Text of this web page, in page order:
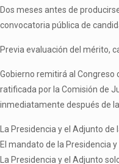
Dos meses antes de
convocatoria pública de
Previa evaluación del mérito,
Gobierno remitirá al
ratificada por la Comisión de
inmediatamente después de
La Presidencia y el Adjunto
El mandato de la Presidencia
La Presidencia y el Adjunto